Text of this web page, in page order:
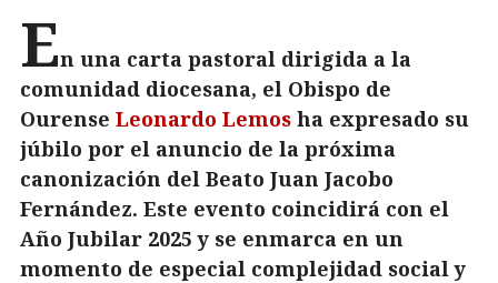
En una carta pastoral dirigida a la
comunidad diocesana, el Obispo de
Ourense Leonardo Lemos ha expresado su
júbilo por el anuncio de la próxima
canonización del Beato Juan Jacobo
Fernández. Este evento coincidirá con el
Año Jubilar 2025 y se enmarca en un
momento de especial complejidad social y